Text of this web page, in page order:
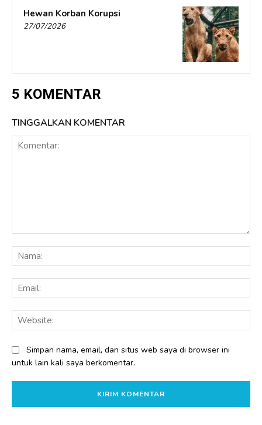
Hewan Korban Korupsi
27/07/2026
5 KOMENTAR
TINGGALKAN KOMENTAR
Simpan nama, email, dan situs web saya di browser ini
untuk lain kali saya berkomentar.